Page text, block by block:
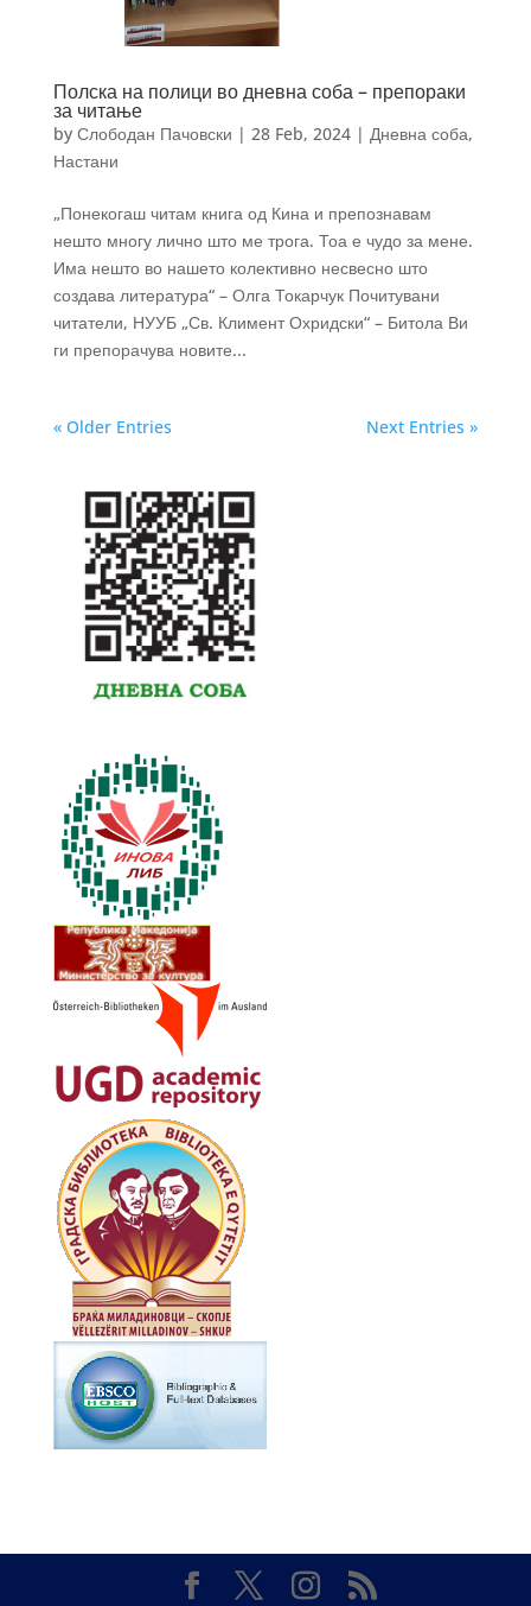
Полска на полици во дневна соба – препораки
за читање
by Слободан Пачовски | 28 Feb, 2024| Дневна соба,
Настани
„Понекогаш читам книга од Кина и препознавам
нешто многу лично што ме трога. Тоа е чудо за мене.
Има нешто во нашето колективно несвесно што
создава литература“ – Олга Токарчук Почитувани
читатели, НУУБ „Св. Климент Охридски“ – Битола Ви
ги препорачува новите...
« Older Entries Next Entries »